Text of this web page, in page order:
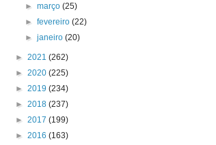
►março(25)
►fevereiro(22)
►janeiro(20)
► 2021 (262)
► 2020 (225)
► 2019 (234)
► 2018 (237)
► 2017 (199)
► 2016 (163)